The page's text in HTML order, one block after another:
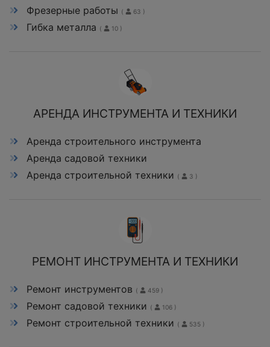
Фрезерные работы ( 63 )
Гибка металла ( 10 )
АРЕНДА ИНСТРУМЕНТА И ТЕХНИКИ
Аренда строительного инструмента
Аренда садовой техники
Аренда строительной техники ( 3 )
РЕМОНТ ИНСТРУМЕНТА И ТЕХНИКИ
Ремонт инструментов ( 459 )
Ремонт садовой техники ( 106 )
Ремонт строительной техники ( 535 )